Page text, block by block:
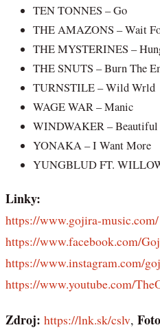
TEN TONNES – Go
THE AMAZONS – Wait
THE MYSTERINES –
THE SNUTS – Burn The
TURNSTILE – Wild Wrld
WAGE WAR – Manic
WINDWAKER – Beautiful
YONAKA – I Want More
YUNGBLUD FT.
Linky:
https://www.gojira-music.com/
https://www.facebook.com/
https://www.instagram.com/
https://www.youtube.com/
Zdroj: https://lnk.sk/cslv,